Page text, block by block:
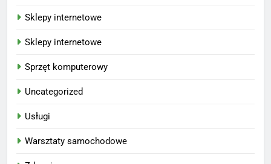
Sklepy internetowe
Sklepy internetowe
Sprzęt komputerowy
Uncategorized
Usługi
Warsztaty samochodowe